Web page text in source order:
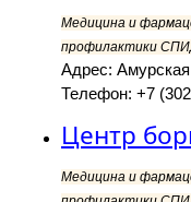
Медицина и
профилактики
Адрес:
Телефон: +7
Центр
Медицина и